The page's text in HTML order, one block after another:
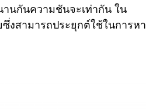
านกันความชันจะเท่ากัน ใน
งสามารถประยุกต์ใช้ในการหา